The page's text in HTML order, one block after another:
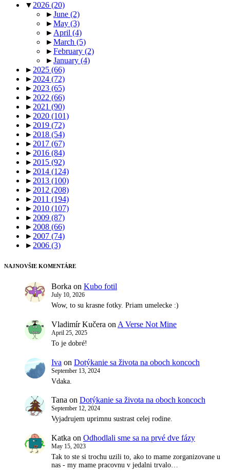
▼2026 (20)
►June (2)
►May (3)
►April (4)
►March (5)
►February (2)
►January (4)
►2025 (66)
►2024 (72)
►2023 (65)
►2022 (66)
►2021 (90)
►2020 (101)
►2019 (72)
►2018 (54)
►2017 (67)
►2016 (84)
►2015 (92)
►2014 (124)
►2013 (100)
►2012 (208)
►2011 (194)
►2010 (107)
►2009 (87)
►2008 (66)
►2007 (74)
►2006 (3)
NAJNOVŠIE KOMENTÁRE
Borka on Kubo fotil
July 10, 2026
Wow, to su krasne fotky. Priam umelecke :)
Vladimír Kučera on A Verse Not Mine
April 25, 2025
To je dobré!
Iva on Dotýkanie sa života na oboch koncoch
September 13, 2024
Vdaka.
Tana on Dotýkanie sa života na oboch koncoch
September 12, 2024
Vyjadrujem uprimnu sustrast celej rodine.
Katka on Odhodlali sme sa na prvé dve fázy
May 15, 2023
Tak to ste si trochu uzili to, ako to mame zorganizovane u
nas - my mame pracovnu v jedalni trvalo…